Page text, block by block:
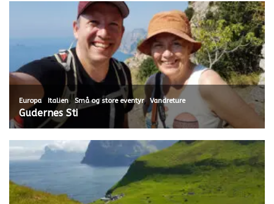
Europa, Italien,Små og store eventyr, Vandreture
Gudernes Sti